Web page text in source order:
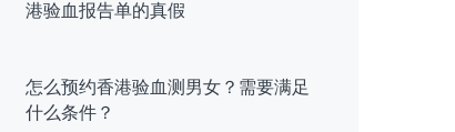
港验血报告单的真假
怎么预约香港验血测男女？需要满足
什么条件？